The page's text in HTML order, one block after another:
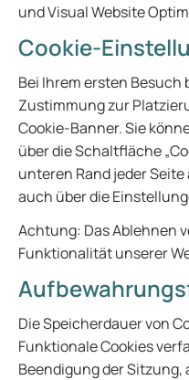
und Visual Website
Cookie-
Bei Ihrem ersten Besuch
Zustimmung zur
Cookie-Banner. Sie
über die Schaltfläche
unteren Rand jeder
auch über die
Achtung: Das Ablehnen
Funktionalität unserer
Die Speicherdauer von
Funktionale Cookies
Beendigung der